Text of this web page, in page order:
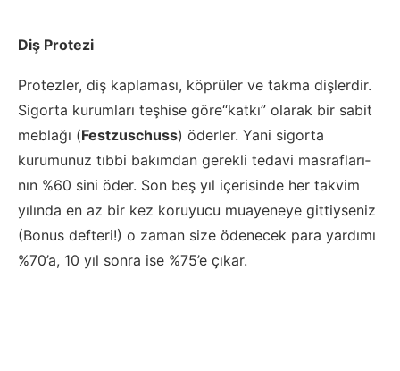
Diş Protezi
Protezler, diş kaplaması, köprüler ve takma diş­lerdir.
Sigorta kurumları teşhise göre“katkı” olarak bir sabit
meblağı (Festzuschuss) öderler. Yani sigorta
kurumunuz tıbbi bakımdan gerekli tedavi masrafları­
nın %60 sini öder. Son beş yıl içerisinde her takvim
yılında en az bir kez koru­yucu muayeneye gittiyseniz
(Bonus defteri!) o zaman size ödenecek para yardımı
%70’a, 10 yıl sonra ise %75’e çıkar.